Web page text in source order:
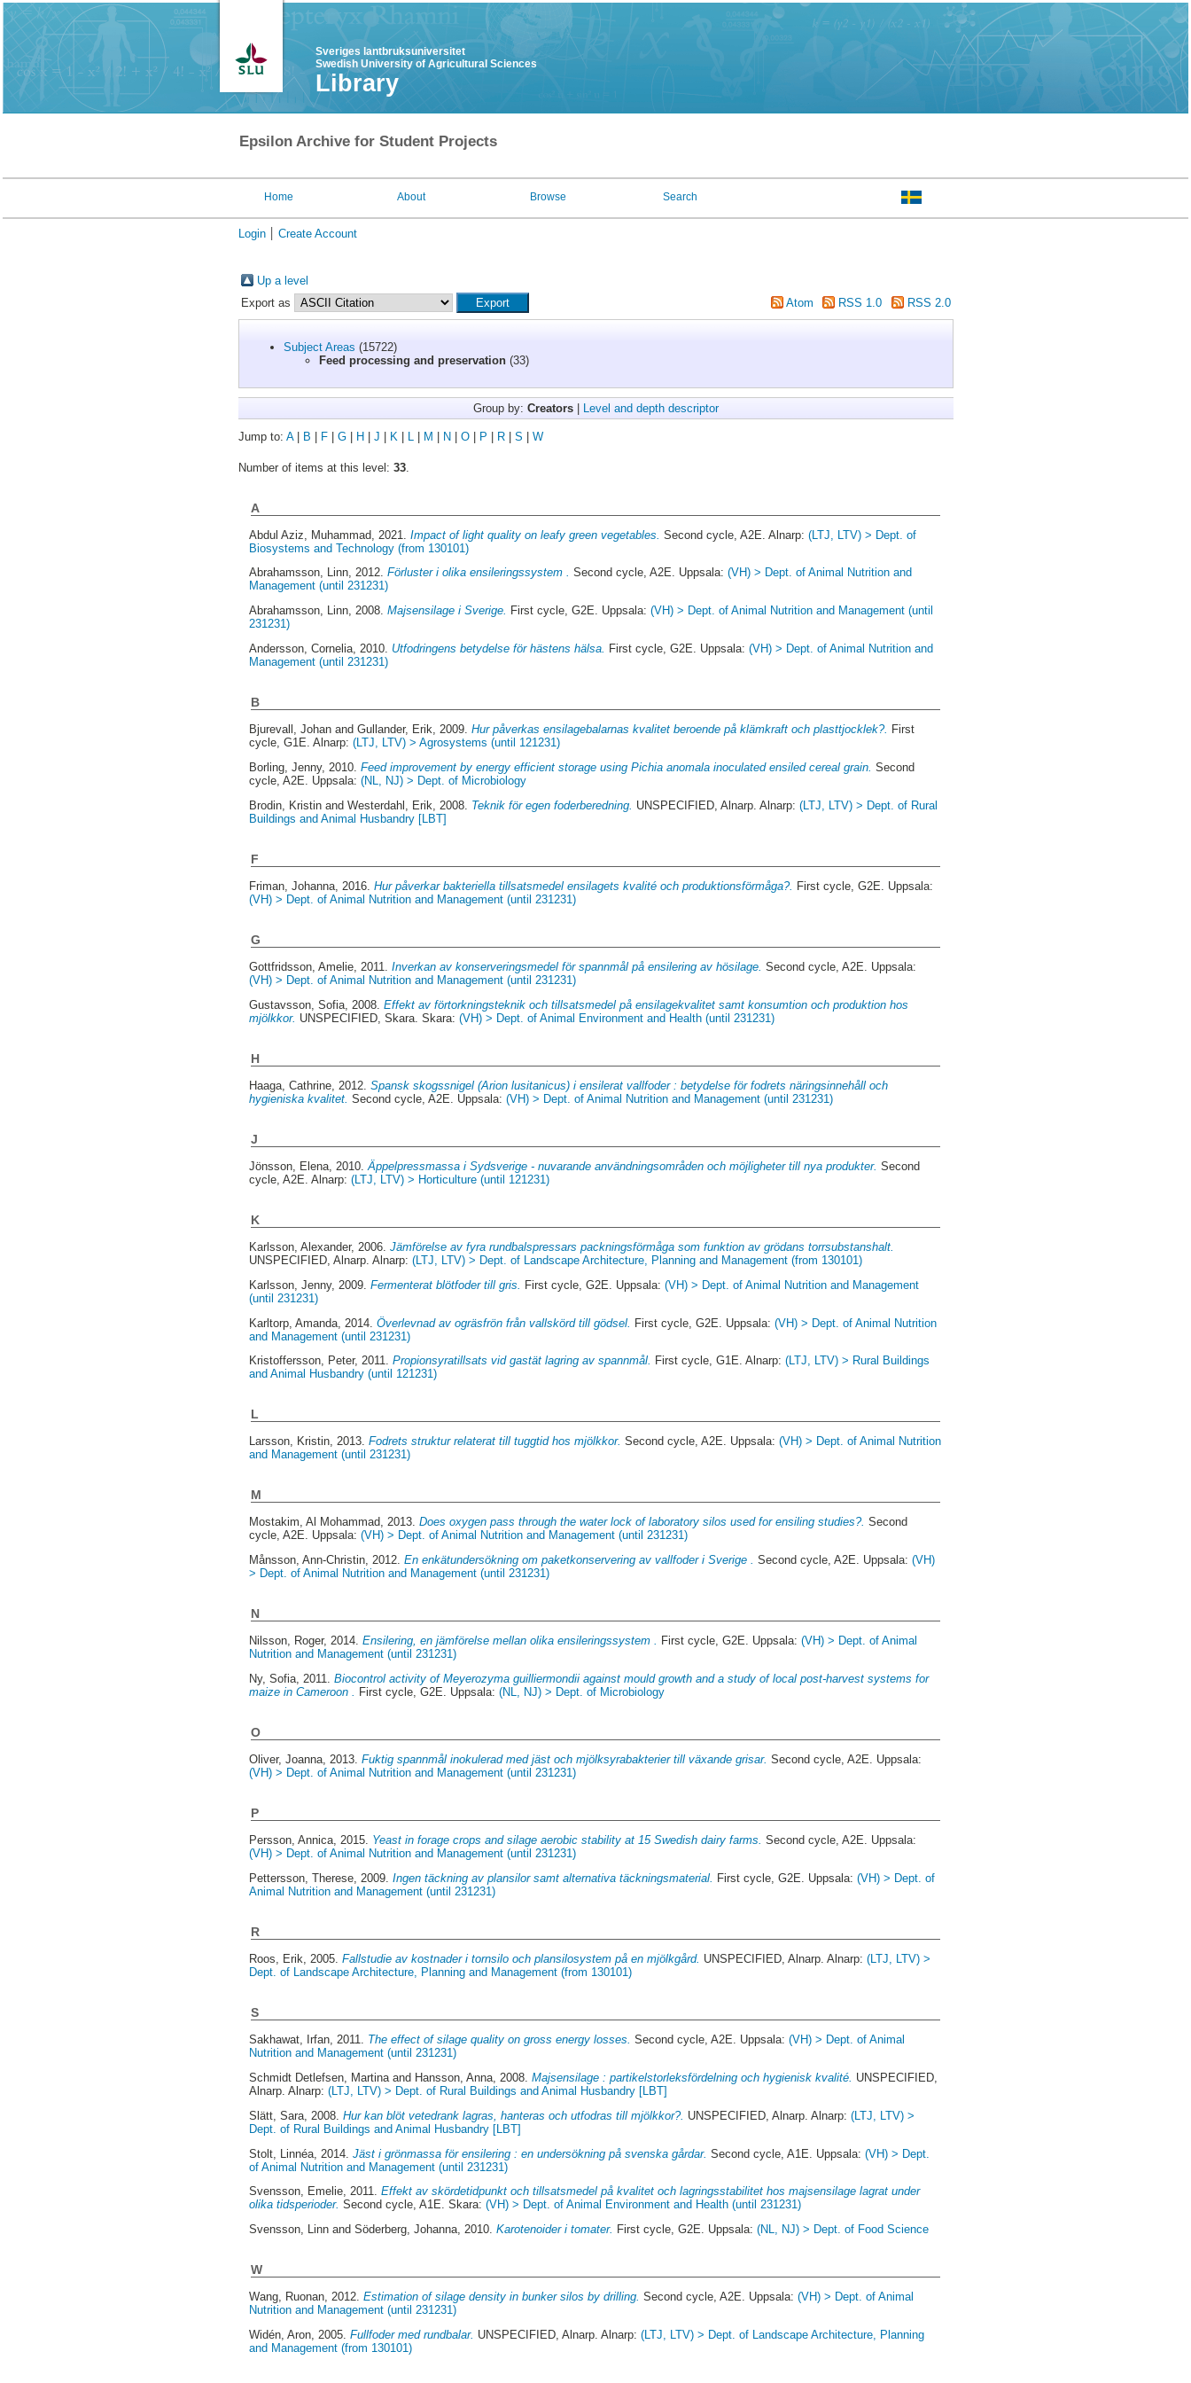
Sveriges lantbruksuniversitet
Swedish University of Agricultural Sciences
Library
Epsilon Archive for Student Projects
Home About Browse Search
Login Create Account
Up a level
Export as
Atom RSS 1.0 RSS 2.0
Subject Areas (15722)
Feed processing and preservation(33)
Group by: Creators| Level and depth descriptor
Jump to: A| B | F| G| H| J | K | L | M | N| O| P | R| S | W
Number of items at this level: 33.
A
Abdul Aziz, Muhammad , 2021.Impact of light quality on leafy green vegetables. Second cycle, A2E. Alnarp:(LTJ, LTV) > Dept. of
Biosystems and Technology (from 130101)
Abrahamsson, Linn, 2012.Förluster i olika ensileringssystem . Second cycle, A2E. Uppsala:(VH) > Dept. of Animal Nutrition and
Management (until 231231)
Abrahamsson, Linn, 2008.Majsensilage i Sverige. First cycle, G2E. Uppsala:(VH) > Dept. of Animal Nutrition and Management (until
231231)
Andersson, Cornelia, 2010. Utfodringens betydelse för hästens hälsa. First cycle, G2E. Uppsala:(VH) > Dept. of Animal Nutrition and
Management (until 231231)
B
Bjurevall, Johan andGullander, Erik, 2009.Hur påverkas ensilagebalarnas kvalitet beroende på klämkraft och plasttjocklek?. First
cycle, G1E. Alnarp:(LTJ, LTV) > Agrosystems (until 121231)
Borling, Jenny, 2010.Feed improvement by energy efficient storage using Pichia anomala inoculated ensiled cereal grain. Second
cycle, A2E. Uppsala:(NL, NJ) > Dept. of Microbiology
Brodin, Kristin andWesterdahl, Erik , 2008. Teknik för egen foderberedning. UNSPECIFIED, Alnarp. Alnarp:(LTJ, LTV) > Dept. of Rural
Buildings and Animal Husbandry [LBT]
F
Friman, Johanna , 2016.Hur påverkar bakteriella tillsatsmedel ensilagets kvalité och produktionsförmåga?. First cycle, G2E. Uppsala:
(VH) > Dept. of Animal Nutrition and Management (until 231231)
G
Gottfridsson, Amelie , 2011.Inverkan av konserveringsmedel för spannmål på ensilering av hösilage. Second cycle, A2E. Uppsala:
(VH) > Dept. of Animal Nutrition and Management (until 231231)
Gustavsson, Sofia , 2008.Effekt av förtorkningsteknik och tillsatsmedel på ensilagekvalitet samt konsumtion och produktion hos
mjölkkor. UNSPECIFIED, Skara. Skara:(VH) > Dept. of Animal Environment and Health (until 231231)
H
Haaga, Cathrine , 2012.Spansk skogssnigel (Arion lusitanicus) i ensilerat vallfoder : betydelse för fodrets näringsinnehåll och
hygieniska kvalitet. Second cycle, A2E. Uppsala:(VH) > Dept. of Animal Nutrition and Management (until 231231)
J
Jönsson, Elena , 2010.Äppelpressmassa i Sydsverige - nuvarande användningsområden och möjligheter till nya produkter. Second
cycle, A2E. Alnarp:(LTJ, LTV) > Horticulture (until 121231)
K
Karlsson, Alexander, 2006.Jämförelse av fyra rundbalspressars packningsförmåga som funktion av grödans torrsubstanshalt.
UNSPECIFIED, Alnarp. Alnarp:(LTJ, LTV) > Dept. of Landscape Architecture, Planning and Management (from 130101)
Karlsson, Jenny, 2009.Fermenterat blötfoder till gris. First cycle, G2E. Uppsala:(VH) > Dept. of Animal Nutrition and Management
(until 231231)
Karltorp, Amanda , 2014.Överlevnad av ogräsfrön från vallskörd till gödsel. First cycle, G2E. Uppsala:(VH) > Dept. of Animal Nutrition
and Management (until 231231)
Kristoffersson, Peter, 2011.Propionsyratillsats vid gastät lagring av spannmål. First cycle, G1E. Alnarp:(LTJ, LTV) > Rural Buildings
and Animal Husbandry (until 121231)
L
Larsson, Kristin, 2013.Fodrets struktur relaterat till tuggtid hos mjölkkor. Second cycle, A2E. Uppsala:(VH) > Dept. of Animal Nutrition
and Management (until 231231)
M
Mostakim, Al Mohammad, 2013.Does oxygen pass through the water lock of laboratory silos used for ensiling studies?. Second
cycle, A2E. Uppsala:(VH) > Dept. of Animal Nutrition and Management (until 231231)
Månsson, Ann-Christin, 2012.En enkätundersökning om paketkonservering av vallfoder i Sverige . Second cycle, A2E. Uppsala:(VH)
> Dept. of Animal Nutrition and Management (until 231231)
N
Nilsson, Roger, 2014.Ensilering, en jämförelse mellan olika ensileringssystem . First cycle, G2E. Uppsala:(VH) > Dept. of Animal
Nutrition and Management (until 231231)
Ny, Sofia, 2011.Biocontrol activity of Meyerozyma guilliermondii against mould growth and a study of local post-harvest systems for
maize in Cameroon . First cycle, G2E. Uppsala:(NL, NJ) > Dept. of Microbiology
O
Oliver, Joanna, 2013.Fuktig spannmål inokulerad med jäst och mjölksyrabakterier till växande grisar. Second cycle, A2E. Uppsala:
(VH) > Dept. of Animal Nutrition and Management (until 231231)
P
Persson, Annica, 2015. Yeast in forage crops and silage aerobic stability at 15 Swedish dairy farms. Second cycle, A2E. Uppsala:
(VH) > Dept. of Animal Nutrition and Management (until 231231)
Pettersson, Therese, 2009.Ingen täckning av plansilor samt alternativa täckningsmaterial. First cycle, G2E. Uppsala:(VH) > Dept. of
Animal Nutrition and Management (until 231231)
R
Roos, Erik, 2005.Fallstudie av kostnader i tornsilo och plansilosystem på en mjölkgård. UNSPECIFIED, Alnarp. Alnarp:(LTJ, LTV) >
Dept. of Landscape Architecture, Planning and Management (from 130101)
S
Sakhawat, Irfan, 2011. The effect of silage quality on gross energy losses. Second cycle, A2E. Uppsala:(VH) > Dept. of Animal
Nutrition and Management (until 231231)
Schmidt Detlefsen, Martinaand Hansson, Anna, 2008.Majsensilage : partikelstorleksfördelning och hygienisk kvalité. UNSPECIFIED,
Alnarp. Alnarp:(LTJ, LTV) > Dept. of Rural Buildings and Animal Husbandry [LBT]
Slätt, Sara , 2008.Hur kan blöt vetedrank lagras, hanteras och utfodras till mjölkkor?. UNSPECIFIED, Alnarp. Alnarp:(LTJ, LTV) >
Dept. of Rural Buildings and Animal Husbandry [LBT]
Stolt, Linnéa , 2014.Jäst i grönmassa för ensilering : en undersökning på svenska gårdar. Second cycle, A1E. Uppsala:(VH) > Dept.
of Animal Nutrition and Management (until 231231)
Svensson, Emelie, 2011.Effekt av skördetidpunkt och tillsatsmedel på kvalitet och lagringsstabilitet hos majsensilage lagrat under
olika tidsperioder. Second cycle, A1E. Skara:(VH) > Dept. of Animal Environment and Health (until 231231)
Svensson, Linn andSöderberg, Johanna, 2010.Karotenoider i tomater. First cycle, G2E. Uppsala:(NL, NJ) > Dept. of Food Science
W
Wang, Ruonan, 2012.Estimation of silage density in bunker silos by drilling. Second cycle, A2E. Uppsala:(VH) > Dept. of Animal
Nutrition and Management (until 231231)
Widén, Aron, 2005.Fullfoder med rundbalar. UNSPECIFIED, Alnarp. Alnarp:(LTJ, LTV) > Dept. of Landscape Architecture, Planning
and Management (from 130101)